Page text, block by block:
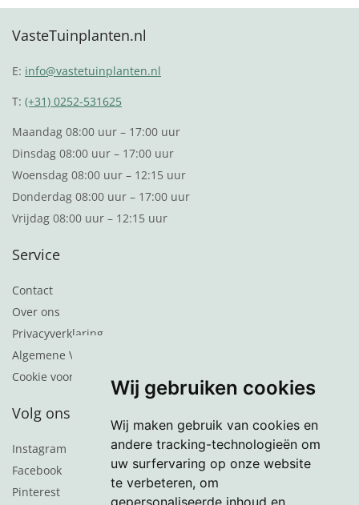
Wij gebruiken cookies
Wij maken gebruik van cookies en
andere tracking-technologieën om
uw surfervaring op onze website
te verbeteren, om
VasteTuinplanten.nl
E: info@vastetuinplanten.nl
T:(+31) 0252-531625
Maandag 08:00 uur – 17:00 uur
Dinsdag 08:00 uur – 17:00 uur
Woensdag 08:00 uur – 12:15 uur
Donderdag 08:00 uur – 17:00 uur
Vrijdag 08:00 uur – 12:15 uur
Service
Contact
Over ons
Privacyverklaring
Algemene Voorwaarden
Cookie voorkeuren
Volg ons
Instagram
Facebook
Pinterest